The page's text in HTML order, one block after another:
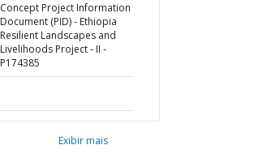
Concept Project Information
Document (PID) - Ethiopia
Resilient Landscapes and
Livelihoods Project - II -
P174385
Exibir mais